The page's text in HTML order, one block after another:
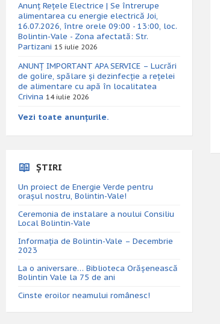
Anunț Rețele Electrice | Se întrerupe
alimentarea cu energie electrică Joi,
16.07.2026, între orele 09:00 - 13:00, loc.
Bolintin-Vale - Zona afectată: Str.
Partizani 15 iulie 2026
ANUNȚ IMPORTANT APA SERVICE – Lucrări
de golire, spălare și dezinfecție a rețelei
de alimentare cu apă în localitatea
Crivina 14 iulie 2026
Vezi toate anunțurile.
ȘTIRI
Un proiect de Energie Verde pentru
orașul nostru, Bolintin-Vale!
Ceremonia de instalare a noului Consiliu
Local Bolintin-Vale
Informația de Bolintin-Vale – Decembrie
2023
La o aniversare… Biblioteca Orăşenească
Bolintin Vale la 75 de ani
Cinste eroilor neamului românesc!